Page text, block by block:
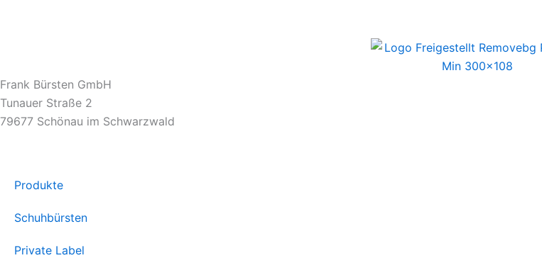
Frank Bürsten GmbH
Tunauer Straße 2
79677 Schönau im Schwarzwald
Produkte
Schuhbürsten
Private Label